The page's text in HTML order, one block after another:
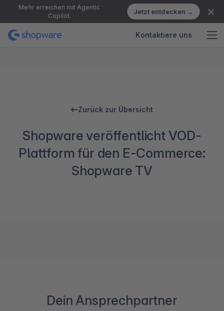
Mehr erreichen mit Agentic
Copilot.
Jetzt entdecken →
Kontaktiere uns
Zurück zur Übersicht
Shopware veröffentlicht VOD-
Plattform für den E-Commerce:
Shopware TV
Dein Ansprechpartner